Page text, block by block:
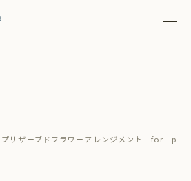
日比谷花壇 日比谷公園本店
プリザーブドフラワーアレンジメント for